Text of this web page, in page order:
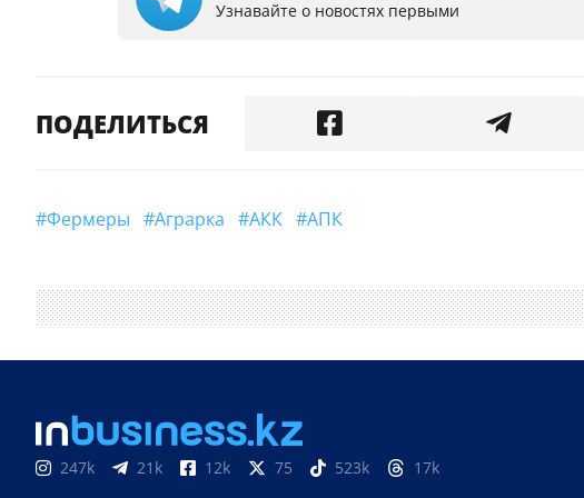
Узнавайте о новостях первыми
ПОДЕЛИТЬСЯ
#фермеры #аграрка #АКК #АПК
247k 21k 12k 75 523k 17k